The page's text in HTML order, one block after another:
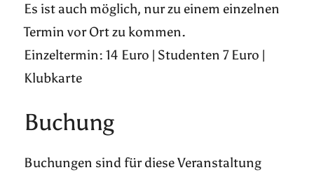
Es ist auch möglich, nur zu einem einzelnen
Termin vor Ort zu kommen.
Einzeltermin: 14 Euro | Studenten 7 Euro |
Klubkarte
Buchung
Buchungen sind für diese Veranstaltung